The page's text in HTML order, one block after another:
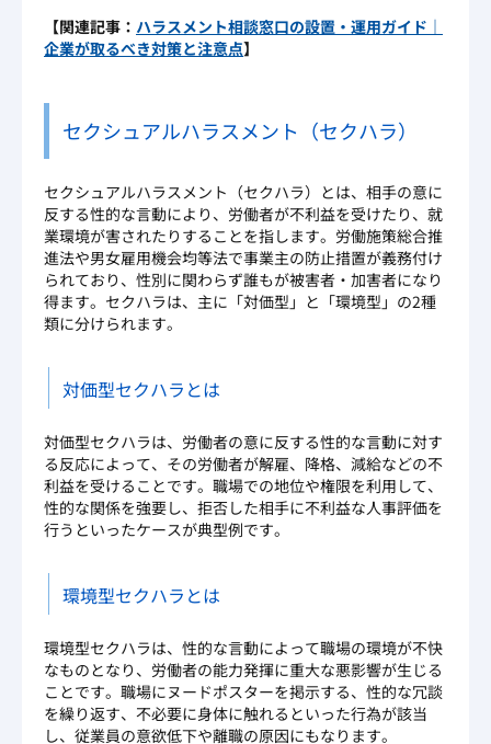
【関連記事： ハラスメント相談窓口の設置・運用ガイド｜
企業が取るべき対策と注意点】
セクシュアルハラスメント（セクハラ）
セクシュアルハラスメント（セクハラ）とは、相手の意に
反する性的な言動により、労働者が不利益を受けたり、就
業環境が害されたりすることを指します。労働施策総合推
進法や男女雇用機会均等法で事業主の防止措置が義務付け
られており、性別に関わらず誰もが被害者・加害者になり
得ます。セクハラは、主に「対価型」と「環境型」の2種
類に分けられます。
対価型セクハラとは
対価型セクハラは、労働者の意に反する性的な言動に対す
る反応によって、その労働者が解雇、降格、減給などの不
利益を受けることです。職場での地位や権限を利用して、
性的な関係を強要し、拒否した相手に不利益な人事評価を
行うといったケースが典型例です。
環境型セクハラとは
環境型セクハラは、性的な言動によって職場の環境が不快
なものとなり、労働者の能力発揮に重大な悪影響が生じる
ことです。職場にヌードポスターを掲示する、性的な冗談
を繰り返す、不必要に身体に触れるといった行為が該当
し、従業員の意欲低下や離職の原因にもなります。